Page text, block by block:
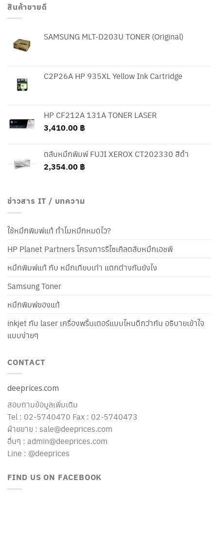
สินค้าขายดี
SAMSUNG MLT-D203U TONER (Original)
C2P26A HP 935XL Yellow Ink Cartridge
HP CF212A 131A TONER LASER
3,410.00 ฿
ตลับหมึกพิมพ์ FUJI XEROX CT202330 สีดำ
2,354.00 ฿
ข่าวสาร IT / บทความ
ใช้หมึกพิมพ์แท้ ทำไมหมึกหมดไว?
HP Planet Partners โครงการรีไซเคิลตลับหมึกเอชพี
หมึกพิมพ์แท้ กับ หมึกเทียบเท่า แตกต่างกันยังไง
Samsung Toner
หมึกพิมพ์ของแท้
inkjet กับ laser เครื่องพริ้นเตอร์แบบไหนดีกว่ากัน อธิบายเข้าใจ
แบบง่ายๆ
CONTACT
deeprices.com
สอบถามข้อมูลเพิ่มเติม
Tel : 02-5740470 Fax : 02-5740473
ฝ่ายขาย : sale@deeprices.com
อื่นๆ : admin@deeprices.com
Line : @deeprices
FIND US ON FACEBOOK